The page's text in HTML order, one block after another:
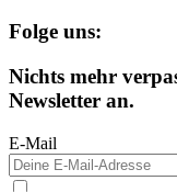
Folge uns:
Nichts mehr
Newsletter an.
E-Mail